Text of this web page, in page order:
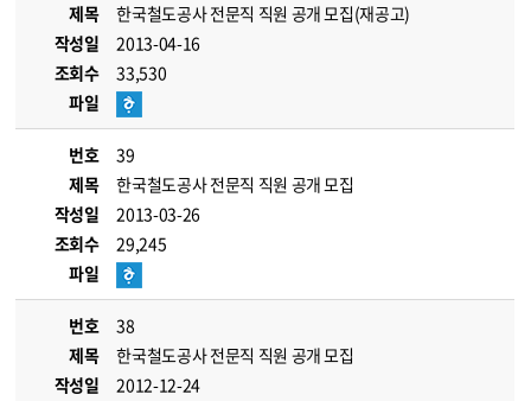
제목
한국철도공사 전문직 직원 공개 모집(재공고)
작성일
2013-04-16
조회수
33,530
파일
번호
39
제목
한국철도공사 전문직 직원 공개 모집
작성일
2013-03-26
조회수
29,245
파일
번호
38
제목
한국철도공사 전문직 직원 공개 모집
작성일
2012-12-24